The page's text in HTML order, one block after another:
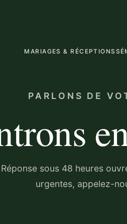
MARIAGES & RÉCEPTIONS
PARLONS DE
Réponse sous 48 heures
urgentes, appelez-